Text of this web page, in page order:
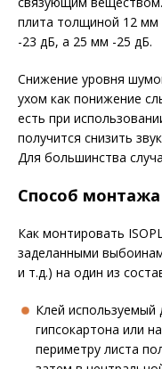
плита толщиной 12 мм
-23 дБ, а 25 мм -25 дБ.
Снижение уровня
ухом как понижение
есть при
получится снизить
Для большинства
Способ монтажа
Как монтировать
заделанными
и т.д.) на один из
Клей используемый
гипсокартона или
периметру листа